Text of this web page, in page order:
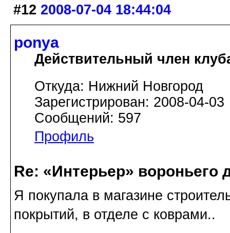
#12 2008-07-04 18:44:04
ponya
Действительный член
Откуда: Нижний Новгород
Зарегистрирован: 2008-04-03
Сообщений: 597
Профиль
Re: «Интерьер» вороньего
Я покупала в магазине
покрытий, в отделе с коврами..